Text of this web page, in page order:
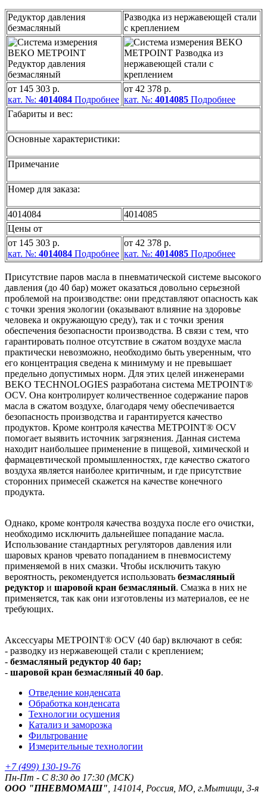
Редуктор давления
безмасляный
Разводка из нержавеющей стали
с креплением
от 145 303 р.
кат. №: 4014084 Подробнее
от 42 378 р.
кат. №: 4014085 Подробнее
Габариты и вес:
Основные характеристики:
Примечание
Номер для заказа:
4014084
4014085
Цены от
от 145 303 р.
кат. №: 4014084 Подробнее
от 42 378 р.
кат. №: 4014085 Подробнее
Присутствие паров масла в пневматической системе высокого
давления (до 40 бар) может оказаться довольно серьезной
проблемой на производстве: они представляют опасность как
с точки зрения экологии (оказывают влияние на здоровье
человека и окружающую среду), так и с точки зрения
обеспечения безопасности производства. В связи с тем, что
гарантировать полное отсутствие в сжатом воздухе масла
практически невозможно, необходимо быть уверенным, что
его концентрация сведена к минимуму и не превышает
предельно допустимых норм. Для этих целей инженерами
BEKO TECHNOLOGIES разработана система METPOINT®
OCV. Она контролирует количественное содержание паров
масла в сжатом воздухе, благодаря чему обеспечивается
безопасность производства и гарантируется качество
продуктов. Кроме контроля качества METPOINT® OCV
помогает выявить источник загрязнения. Данная система
находит наибольшее применение в пищевой, химической и
фармацевтической промышленностях, где качество сжатого
воздуха является наиболее критичным, и где присутствие
сторонних примесей скажется на качестве конечного
продукта.
Однако, кроме контроля качества воздуха после его очистки,
необходимо исключить дальнейшее попадание масла.
Использование стандартных регуляторов давления или
шаровых кранов чревато попаданием в пневмосистему
применяемой в них смазки. Чтобы исключить такую
вероятность, рекомендуется использовать безмасляный
редуктор и шаровой кран безмасляный. Смазка в них не
применяется, так как они изготовлены из материалов, ее не
требующих.
Аксессуары METPOINT® OCV (40 бар) включают в себя:
- разводку из нержавеющей стали с креплением;
- безмасляный редуктор 40 бар;
- шаровой кран безмасляный 40 бар.
Отведение конденсата
Обработка конденсата
Технологии осушения
Катализ и заморозка
Фильтрование
Измерительные технологии
+7 (499) 130-19-76
Пн-Пт - C 8:30 до 17:30 (МСК)
ООО "ПНЕВМОМАШ" , 141014, Россия, МО, г.Мытищи, 3-я